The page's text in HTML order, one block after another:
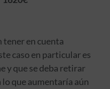
tener en cuenta
caso en particular es
y que se deba retirar
que aumentaría aún